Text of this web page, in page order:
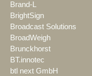
Brand-L
BrightSign
Broadcast Solutions
BroadWeigh
Brunckhorst
BT.innotec
btl next GmbH